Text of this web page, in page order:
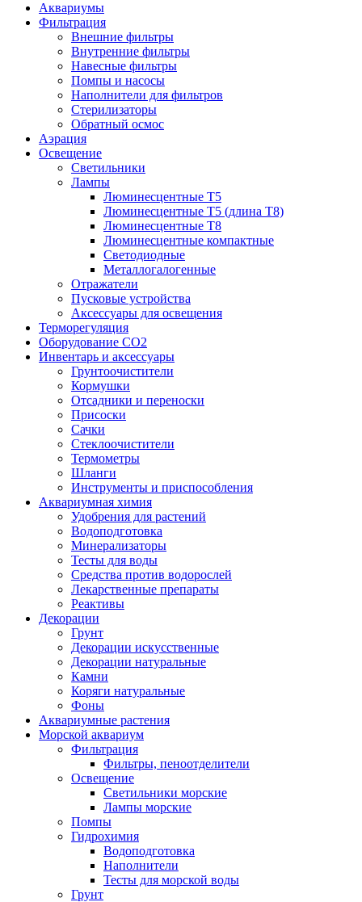
Аквариумы
Фильтрация
Внешние фильтры
Внутренние фильтры
Навесные фильтры
Помпы и насосы
Наполнители для фильтров
Стерилизаторы
Обратный осмос
Аэрация
Освещение
Светильники
Лампы
Люминесцентные T5
Люминесцентные T5 (длина T8)
Люминесцентные T8
Люминесцентные компактные
Светодиодные
Металлогалогенные
Отражатели
Пусковые устройства
Аксессуары для освещения
Терморегуляция
Оборудование CO2
Инвентарь и аксессуары
Грунтоочистители
Кормушки
Отсадники и переноски
Присоски
Сачки
Стеклоочистители
Термометры
Шланги
Инструменты и приспособления
Аквариумная химия
Удобрения для растений
Водоподготовка
Минерализаторы
Тесты для воды
Средства против водорослей
Лекарственные препараты
Реактивы
Декорации
Грунт
Декорации искусственные
Декорации натуральные
Камни
Коряги натуральные
Фоны
Аквариумные растения
Морской аквариум
Фильтрация
Фильтры, пеноотделители
Освещение
Светильники морские
Лампы морские
Помпы
Гидрохимия
Водоподготовка
Наполнители
Тесты для морской воды
Грунт